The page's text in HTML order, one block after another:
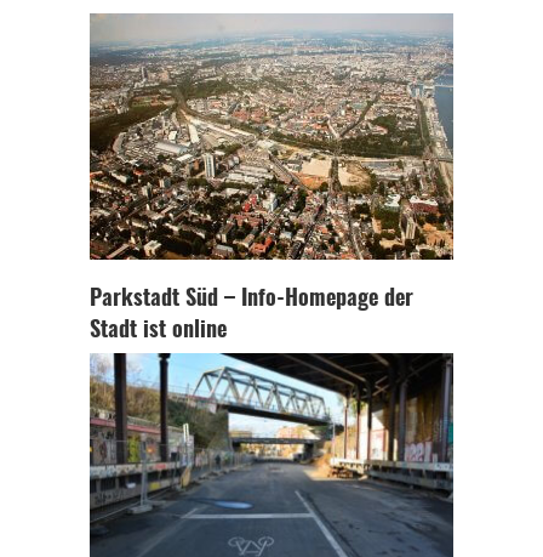
Parkstadt Süd – Info-Homepage der
Stadt ist online